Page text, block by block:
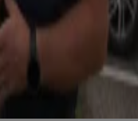
hier'